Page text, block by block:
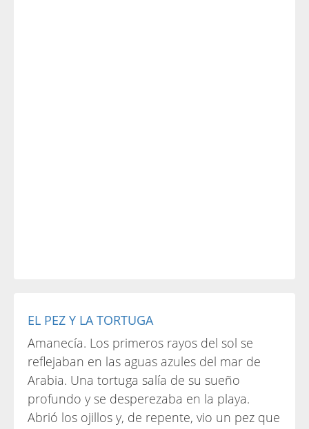
EL PEZ Y LA TORTUGA
Amanecía. Los primeros rayos del sol se
reflejaban en las aguas azules del mar de
Arabia. Una tortuga salía de su sueño
profundo y se desperezaba en la playa.
Abrió los ojillos y, de repente, vio un pez que